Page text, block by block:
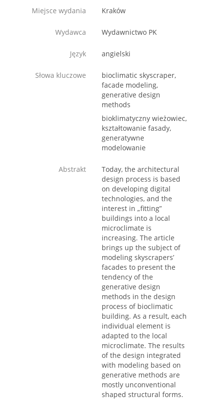
Miejsce wydania Kraków
Wydawca Wydawnictwo PK
Język angielski
Słowa kluczowe
bioclimatic skyscraper,
facade modeling,
generative design
methods
bioklimatyczny wieżowiec,
kształtowanie fasady,
generatywne
modelowanie
Abstrakt
Today, the architectural
design process is based
on developing digital
technologies, and the
interest in „fitting”
buildings into a local
microclimate is
increasing. The article
brings up the subject of
modeling skyscrapers’
facades to present the
tendency of the
generative design
methods in the design
process of bioclimatic
building. As a result, each
individual element is
adapted to the local
microclimate. The results
of the design integrated
with modeling based on
generative methods are
mostly unconventional
shaped structural forms.